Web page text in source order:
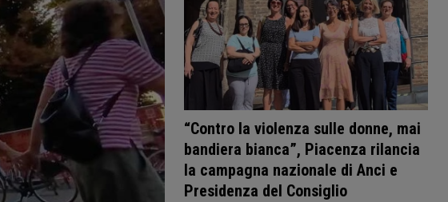
“Contro la violenza sulle donne, mai
bandiera bianca”, Piacenza rilancia
la campagna nazionale di Anci e
Presidenza del Consiglio